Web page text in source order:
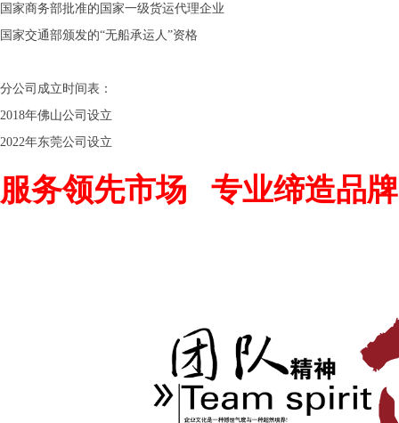
国家商务部批准的国家一级货运代理企业
国家交通部颁发的“无船承运人”资格
分公司成立时间表：
2018年佛山公司设立
2022年东莞公司设立
服务领先市场 专业缔造品牌